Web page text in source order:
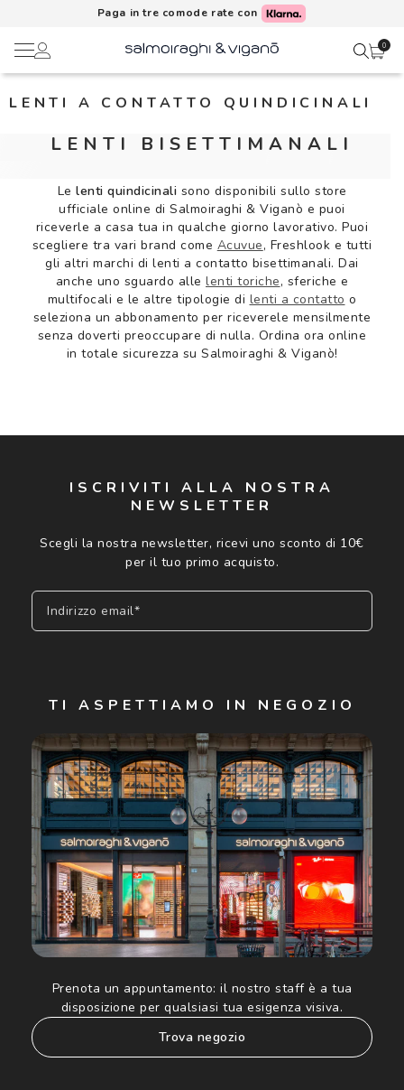
Paga in tre comode rate con
0
Occhiali da sole
AI Glasses
Brand
Ciao,
Rubrica indirizzi
Metodi di pagamento
I miei ordini
Acquisto periodico
LENTI A CONTATTO QUINDICINALI
LENTI BISETTIMANALI
Le lenti quindicinali sono disponibili sullo store
ufficiale online di Salmoiraghi & Viganò e puoi
riceverle a casa tua in qualche giorno lavorativo. Puoi
scegliere tra vari brand come Acuvue, Freshlook e tutti
gli altri marchi di lenti a contatto bisettimanali. Dai
anche uno sguardo alle lenti toriche, sferiche e
multifocali e le altre tipologie di lenti a contatto o
seleziona un abbonamento per riceverele mensilmente
senza doverti preoccupare di nulla. Ordina ora online
in totale sicurezza su Salmoiraghi & Viganò!
ISCRIVITI ALLA NOSTRA
NEWSLETTER
Scegli la nostra newsletter, ricevi uno sconto di 10€
per il tuo primo acquisto.
Indirizzo email*
Cliccando su "Iscriviti", confermo di avere più di 16 anni e
acconsento all'utilizzo dei miei Dati Personali da parte di
Luxottica Group S.p.A. per l'invio di offerte speciali, novità
ed altre comunicazioni di carattere pubblicitario (consultare
Informativa sulla privacyper ulteriori informazioni).
TI ASPETTIAMO IN NEGOZIO
Prenota un appuntamento: il nostro staff è a tua
disposizione per qualsiasi tua esigenza visiva.
trova negozio